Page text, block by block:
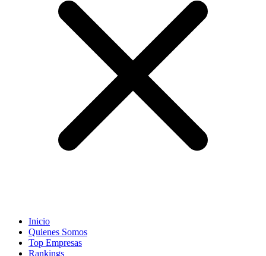
Inicio
Quienes Somos
Top Empresas
Rankings